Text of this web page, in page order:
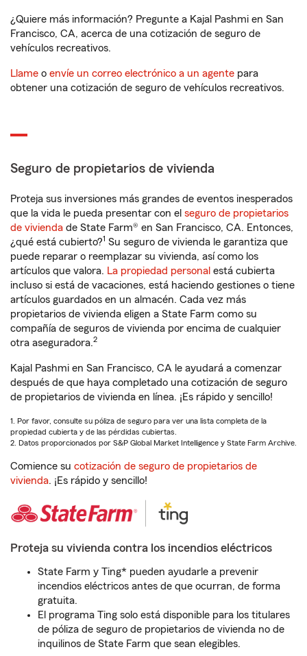
¿Quiere más información? Pregunte a Kajal Pashmi en San
Francisco, CA, acerca de una cotización de seguro de
vehículos recreativos.
Llame o envíe un correo electrónico a un agente para
obtener una cotización de seguro de vehículos recreativos.
Seguro de propietarios de vivienda
Proteja sus inversiones más grandes de eventos inesperados
que la vida le pueda presentar con el seguro de propietarios
de vivienda de State Farm® en San Francisco, CA. Entonces,
¿qué está cubierto?1 Su seguro de vivienda le garantiza que
puede reparar o reemplazar su vivienda, así como los
artículos que valora. La propiedad personal está cubierta
incluso si está de vacaciones, está haciendo gestiones o tiene
artículos guardados en un almacén. Cada vez más
propietarios de vivienda eligen a State Farm como su
compañía de seguros de vivienda por encima de cualquier
otra aseguradora.2
Kajal Pashmi en San Francisco, CA le ayudará a comenzar
después de que haya completado una cotización de seguro
de propietarios de vivienda en línea. ¡Es rápido y sencillo!
1. Por favor, consulte su póliza de seguro para ver una lista completa de la
propiedad cubierta y de las pérdidas cubiertas.
2. Datos proporcionados por S&P Global Market Intelligence y State Farm Archive.
Comience su cotización de seguro de propietarios de
vivienda. ¡Es rápido y sencillo!
Proteja su vivienda contra los incendios eléctricos
State Farm y Ting* pueden ayudarle a prevenir
incendios eléctricos antes de que ocurran, de forma
gratuita.
El programa Ting solo está disponible para los titulares
de póliza de seguro de propietarios de vivienda no de
inquilinos de State Farm que sean elegibles.